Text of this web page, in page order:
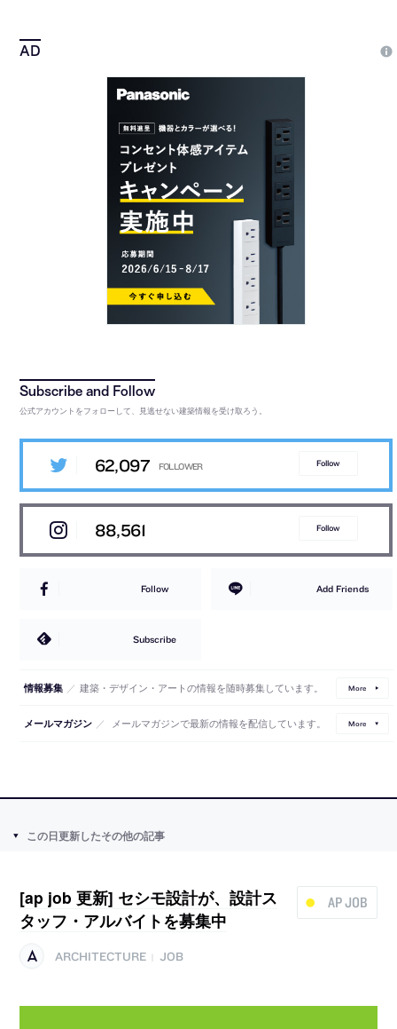
公式アカウントをフォローして、見逃せない建築情報を受け取ろう。
62,097 Follow
88,561 Follow
Follow Add Friends
Subscribe
情報募集 ／ 建築・デザイン・アートの情報を随時募集しています。 More
メールマガジン ／ メールマガジンで最新の情報を配信しています。 More
この日更新したその他の記事
AP JOB
[ap job 更新] セシモ設計が、設計ス
タッフ・アルバイトを募集中
ARCHITECTURE JOB